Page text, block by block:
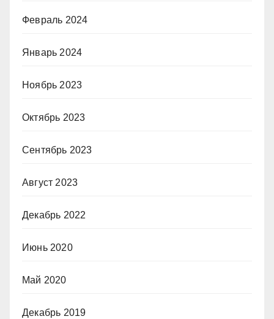
Февраль 2024
Январь 2024
Ноябрь 2023
Октябрь 2023
Сентябрь 2023
Август 2023
Декабрь 2022
Июнь 2020
Май 2020
Декабрь 2019